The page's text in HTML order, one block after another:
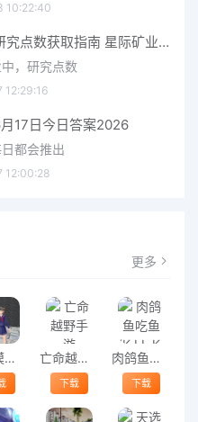
10:22:40
星际矿业研究点数获取指南 星际矿业研究点数获取方法
，研究点数
17日今日答案2026
都会推出
12:00:28
更多
高校模拟器之迷宫手机版 亡命越野手游
下载
肉鸽鱼吃鱼(K.I.L.K.A.)
下载